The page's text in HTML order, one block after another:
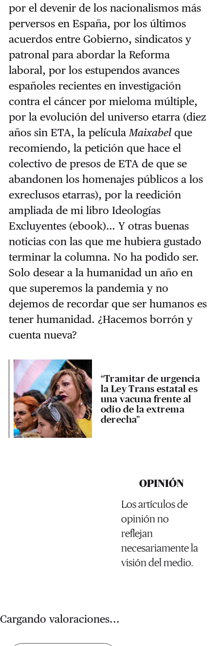
por el devenir de los nacionalismos más
perversos en España, por los últimos
acuerdos entre Gobierno, sindicatos y
patronal para abordar la Reforma
laboral, por los estupendos avances
españoles recientes en investigación
contra el cáncer por mieloma múltiple,
por la evolución del universo etarra (diez
años sin ETA, la película Maixabelque
recomiendo, la petición que hace el
colectivo de presos de ETA de que se
abandonen los homenajes públicos a los
exreclusos etarras), por la reedición
ampliada de mi libro Ideologías
Excluyentes (ebook)… Y otras buenas
noticias con las que me hubiera gustado
terminar la columna. No ha podido ser.
Solo desear a la humanidad un año en
que superemos la pandemia y no
dejemos de recordar que ser humanos es
tener humanidad. ¿Hacemos borrón y
cuenta nueva?
“Tramitar de urgencia
la Ley Trans estatal es
una vacuna frente al
odio de la extrema
derecha”
OPINIÓN
Los artículos de
opinión no
reflejan
necesariamente la
visión del medio.
Cargando valoraciones...